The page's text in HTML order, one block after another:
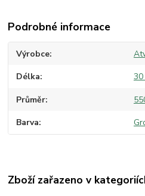
Podrobné informace
Výrobce
Délka 30
Průměr
Barva
Zboží zařazeno v